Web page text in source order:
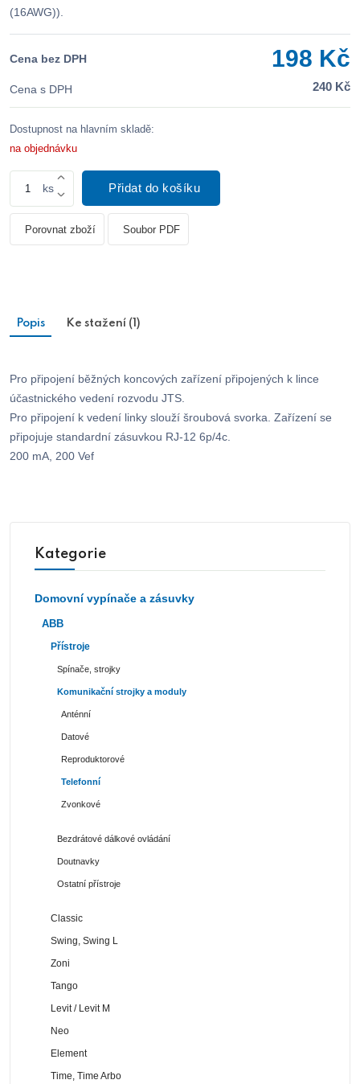
(16AWG)).
Cena bez DPH 198 Kč
Cena s DPH 240 Kč
Dostupnost na hlavním skladě:
na objednávku
ks Přidat do košíku
Porovnat zboží Soubor PDF
Popis Ke stažení (1)
Pro připojení běžných koncových zařízení připojených k lince
účastnického vedení rozvodu JTS.
Pro připojení k vedení linky slouží šroubová svorka. Zařízení se
připojuje standardní zásuvkou RJ-12 6p/4c.
200 mA, 200 Vef
Kategorie
Domovní vypínače a zásuvky
ABB
Přístroje
Spínače, strojky
Komunikační strojky a moduly
Anténní
Datové
Reproduktorové
Telefonní
Zvonkové
Bezdrátové dálkové ovládání
Doutnavky
Ostatní přístroje
Classic
Swing, Swing L
Zoni
Tango
Levit / Levit M
Neo
Element
Time, Time Arbo